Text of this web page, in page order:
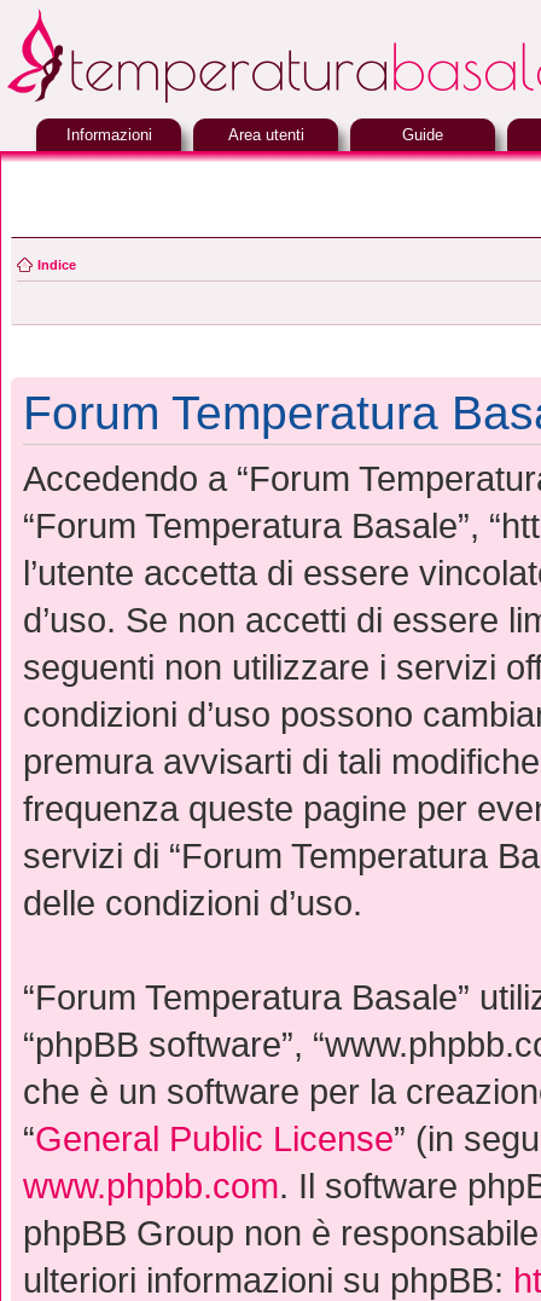
Informazioni Area utenti Guide
Indice
Forum Temperatura
Accedendo a “Forum
“Forum Temperatura Basale”,
l’utente accetta di essere
d’uso. Se non accetti di essere
seguenti non utilizzare i servizi
condizioni d’uso possono
premura avvisarti di tali
frequenza queste pagine per
servizi di “Forum Temperatura
delle condizioni d’uso.
“Forum Temperatura Basale”
“phpBB software”,
che è un software per la
“General Public License” (in
www.phpbb.com. Il software
phpBB Group non è
ulteriori informazioni su phpBB: